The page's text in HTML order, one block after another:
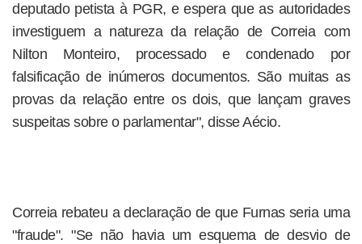
deputado petista à PGR, e espera que as autoridades
investiguem a natureza da relação de Correia com
Nilton Monteiro, processado e condenado por
falsificação de inúmeros documentos. São muitas as
provas da relação entre os dois, que lançam graves
suspeitas sobre o parlamentar", disse Aécio.
Correia rebateu a declaração de que Furnas seria uma
"fraude". "Se não havia um esquema de desvio de